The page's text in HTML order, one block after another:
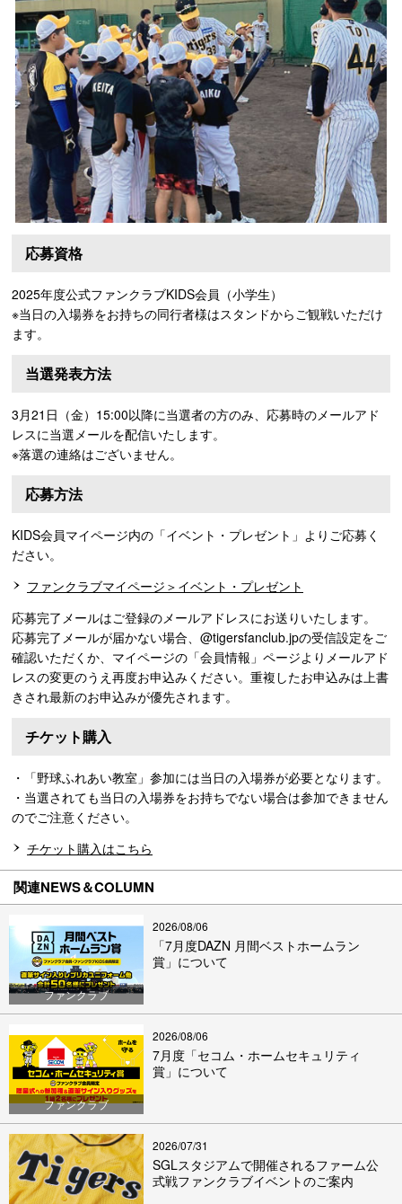
応募資格
2025年度公式ファンクラブKIDS会員（小学生）
※当日の入場券をお持ちの同行者様はスタンドからご観戦いただけ
ます。
当選発表方法
3月21日（金）15:00以降に当選者の方のみ、応募時のメールアド
レスに当選メールを配信いたします。
※落選の連絡はございません。
応募方法
KIDS会員マイページ内の「イベント・プレゼント」よりご応募く
ださい。
ファンクラブマイページ＞イベント・プレゼント
応募完了メールはご登録のメールアドレスにお送りいたします。
応募完了メールが届かない場合、@tigersfanclub.jpの受信設定をご
確認いただくか、マイページの「会員情報」ページよりメールアド
レスの変更のうえ再度お申込みください。重複したお申込みは上書
きされ最新のお申込みが優先されます。
チケット購入
・「野球ふれあい教室」参加には当日の入場券が必要となります。
・当選されても当日の入場券をお持ちでない場合は参加できません
のでご注意ください。
チケット購入はこちら
関連NEWS＆COLUMN
ファンクラブ
2026/08/06
「7月度DAZN 月間ベストホームラン
賞」について
ファンクラブ
2026/08/06
7月度「セコム・ホームセキュリティ
賞」について
2026/07/31
SGLスタジアムで開催されるファーム公
式戦ファンクラブイベントのご案内